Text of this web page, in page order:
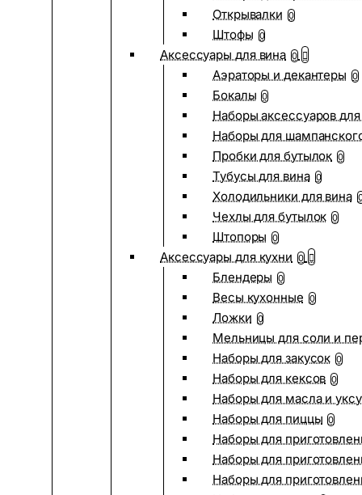
Открывалки 0
Штофы 0
Аксессуары для вина 0
Аэраторы и декантеры 0
Бокалы 0
Наборы аксессуаров
Наборы для
Пробки для бутылок 0
Тубусы для вина 0
Холодильники для вина
Чехлы для бутылок 0
Штопоры 0
Аксессуары для кухни 0
Блендеры 0
Весы кухонные 0
Ложки 0
Мельницы для соли и
Наборы для закусок 0
Наборы для кексов 0
Наборы для масла и
Наборы для пиццы 0
Наборы для
Наборы для
Наборы для